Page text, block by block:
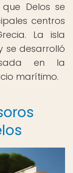
Delos se
centros
La isla
se desarrolló
en la
marítimo.